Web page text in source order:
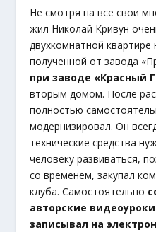
Не смотря на все свои
жил Николай Кривун
двухкомнатной
полученной от завода
при заводе «Красный
вторым домом. После
полностью
модернизировал. Он
технические средства
человеку развиваться,
со временем, закупал
клуба. Самостоятельно
авторские
записывал на